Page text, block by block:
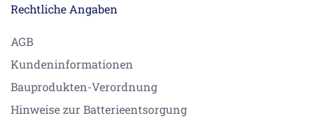
Rechtliche Angaben
AGB
Kundeninformationen
Bauprodukten-Verordnung
Hinweise zur Batterieentsorgung